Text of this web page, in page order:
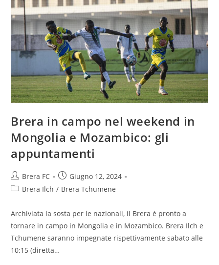
Brera in campo nel weekend in
Mongolia e Mozambico: gli
appuntamenti
Brera FC
Giugno 12, 2024
Brera Ilch / Brera Tchumene
Archiviata la sosta per le nazionali, il Brera è pronto a
tornare in campo in Mongolia e in Mozambico. Brera Ilch e
Tchumene saranno impegnate rispettivamente sabato alle
10:15 (diretta…